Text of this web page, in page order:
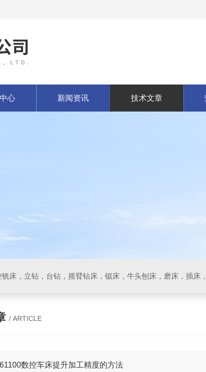
心 新闻资讯 技术文章
/ ARTICLE
数控车床提升加工精度的方法